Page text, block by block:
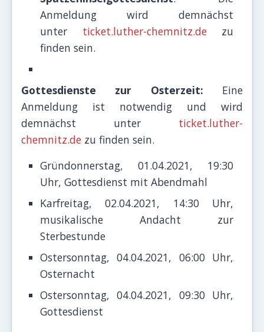
Anmeldung wird demnächst
unter
ticket.luther-chemnitz.dezu
finden sein.
Gottesdienste zur Osterzeit: Eine
Anmeldung ist notwendig und wird
demnächst unter
ticket.luther-
chemnitz.dezu finden sein.
Gründonnerstag, 01.04.2021, 19:30
Uhr, Gottesdienst mit Abendmahl
Karfreitag, 02.04.2021, 14:30 Uhr,
musikalische Andacht zur
Sterbestunde
Ostersonntag, 04.04.2021, 06:00 Uhr,
Osternacht
Ostersonntag, 04.04.2021, 09:30 Uhr,
Gottesdienst